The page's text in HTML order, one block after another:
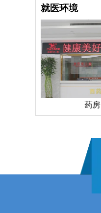
就医环境
药房